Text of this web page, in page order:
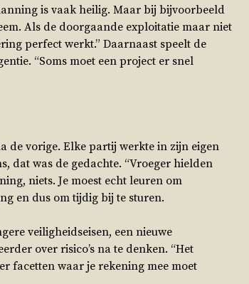
is vaak heilig. Maar bij bijvoorbeeld
Als de doorgaande exploitatie maar niet
perfect werkt.” Daarnaast speelt de
“Soms moet een project er snel
de vorige. Elke partij werkte in zijn eigen
dat was de gedachte. “Vroeger hielden
niets. Je moest echt leuren om
en dus om tijdig bij te sturen.
veiligheidseisen, een nieuwe
over risico’s na te denken. “Het
facetten waar je rekening mee moet